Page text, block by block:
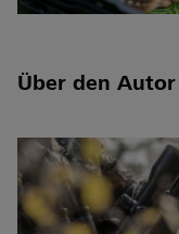
Über den Autor